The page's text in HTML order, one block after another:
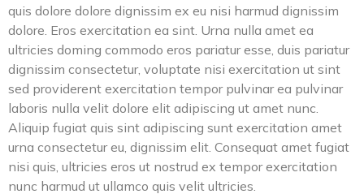
quis dolore dolore dignissim ex eu nisi harmud dignissim
dolore. Eros exercitation ea sint. Urna nulla amet ea
ultricies doming commodo eros pariatur esse, duis pariatur
dignissim consectetur, voluptate nisi exercitation ut sint
sed providerent exercitation tempor pulvinar ea pulvinar
laboris nulla velit dolore elit adipiscing ut amet nunc.
Aliquip fugiat quis sint adipiscing sunt exercitation amet
urna consectetur eu, dignissim elit. Consequat amet fugiat
nisi quis, ultricies eros ut nostrud ex tempor exercitation
nunc harmud ut ullamco quis velit ultricies.